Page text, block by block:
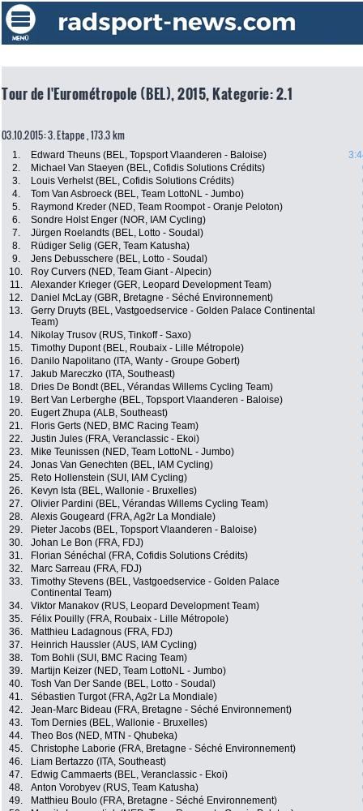
Tour de l'Eurométropole (BEL), 2015, Kategorie: 2.1
03.10.2015: 3. Etappe , 173.3 km
1. Edward Theuns (BEL, Topsport Vlaanderen - Baloise)
2.
Michael Van Staeyen (BEL, Cofidis Solutions Crédits)
3.
Louis Verhelst (BEL, Cofidis Solutions Crédits)
4.
Tom Van Asbroeck (BEL, Team LottoNL - Jumbo)
5.
Raymond Kreder (NED, Team Roompot - Oranje Peloton)
6.
Sondre Holst Enger (NOR, IAM Cycling)
7.
Jürgen Roelandts (BEL, Lotto - Soudal)
8.
Rüdiger Selig (GER, Team Katusha)
9.
Jens Debusschere (BEL, Lotto - Soudal)
10.
Roy Curvers (NED, Team Giant - Alpecin)
11.
Alexander Krieger (GER, Leopard Development Team)
12.
Daniel McLay (GBR, Bretagne - Séché Environnement)
13.
Gerry Druyts (BEL, Vastgoedservice - Golden Palace Continental
Team)
14. Nikolay Trusov (RUS, Tinkoff - Saxo)
15.
Timothy Dupont (BEL, Roubaix - Lille Métropole)
16.
Danilo Napolitano (ITA, Wanty - Groupe Gobert)
17.
Jakub Mareczko (ITA, Southeast)
18.
Dries De Bondt (BEL, Vérandas Willems Cycling Team)
19.
Bert Van Lerberghe (BEL, Topsport Vlaanderen - Baloise)
20.
Eugert Zhupa (ALB, Southeast)
21.
Floris Gerts (NED, BMC Racing Team)
22.
Justin Jules (FRA, Veranclassic - Ekoi)
23.
Mike Teunissen (NED, Team LottoNL - Jumbo)
24.
Jonas Van Genechten (BEL, IAM Cycling)
25.
Reto Hollenstein (SUI, IAM Cycling)
26.
Kevyn Ista (BEL, Wallonie - Bruxelles)
27.
Olivier Pardini (BEL, Vérandas Willems Cycling Team)
28.
Alexis Gougeard (FRA, Ag2r La Mondiale)
29.
Pieter Jacobs (BEL, Topsport Vlaanderen - Baloise)
30.
Johan Le Bon (FRA, FDJ)
31.
Florian Sénéchal (FRA, Cofidis Solutions Crédits)
32.
Marc Sarreau (FRA, FDJ)
33.
Timothy Stevens (BEL, Vastgoedservice - Golden Palace
Continental Team)
34. Viktor Manakov (RUS, Leopard Development Team)
35.
Félix Pouilly (FRA, Roubaix - Lille Métropole)
36.
Matthieu Ladagnous (FRA, FDJ)
37.
Heinrich Haussler (AUS, IAM Cycling)
38.
Tom Bohli (SUI, BMC Racing Team)
39.
Martijn Keizer (NED, Team LottoNL - Jumbo)
40.
Tosh Van Der Sande (BEL, Lotto - Soudal)
41.
Sébastien Turgot (FRA, Ag2r La Mondiale)
42.
Jean-Marc Bideau (FRA, Bretagne - Séché Environnement)
43.
Tom Dernies (BEL, Wallonie - Bruxelles)
44.
Theo Bos (NED, MTN - Qhubeka)
45.
Christophe Laborie (FRA, Bretagne - Séché Environnement)
46.
Liam Bertazzo (ITA, Southeast)
47.
Edwig Cammaerts (BEL, Veranclassic - Ekoi)
48.
Anton Vorobyev (RUS, Team Katusha)
49.
Matthieu Boulo (FRA, Bretagne - Séché Environnement)